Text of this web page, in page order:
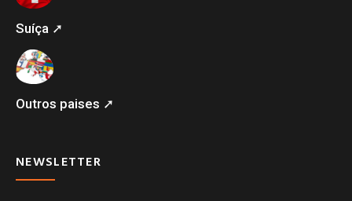
Suíça ➚
Outros paises ➚
NEWSLETTER